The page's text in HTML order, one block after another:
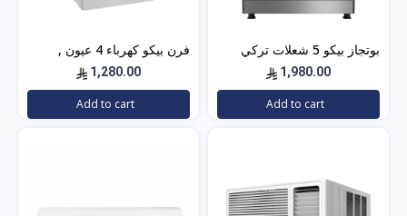
بوتجاز بيكو 5 شعلات تركي
90×60 ستيل مع مروحتين –
GG15120FXNS
1,980.00
Add to cart
فرن بيكو كهرباء 4 عيون ,
تركي , 60×60 باب زجاجي –
أبيض- FBS 66000 GW
1,280.00
Add to cart